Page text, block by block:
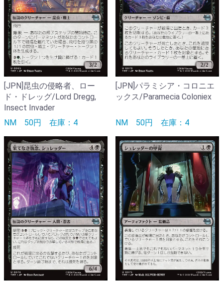
[JPN]昆虫の侵略者、ロー
ド・ドレッグ/Lord Dregg,
Insect Invader
NM 50円 在庫：4
[JPN]パラミシア・コロニエ
ックス/Paramecia Coloniex
NM 50円 在庫：4